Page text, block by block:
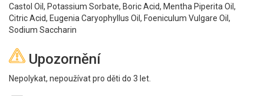
Castol Oil, Potassium Sorbate, Boric Acid, Mentha Piperita Oil,
Citric Acid, Eugenia Caryophyllus Oil, Foeniculum Vulgare Oil,
Sodium Saccharin
Upozornění
Nepolykat, nepoužívat pro děti do 3 let.